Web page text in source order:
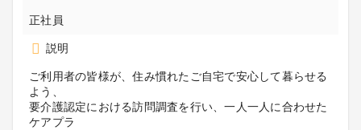
正社員
説明
ご利用者の皆様が、住み慣れたご自宅で安心して暮らせる
よう、
要介護認定における訪問調査を行い、一人一人に合わせた
ケアプラ